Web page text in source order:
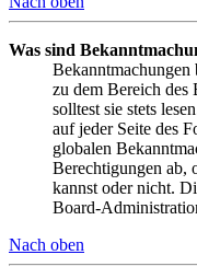
Was sind
zu dem Bereich des
solltest sie stets
auf jeder Seite des
globalen
Berechtigungen ab,
kannst oder nicht.
Board-
Nach oben